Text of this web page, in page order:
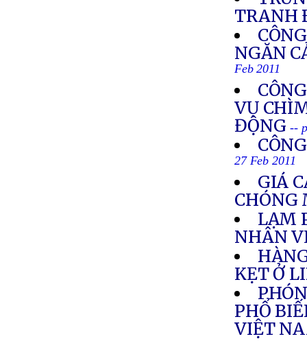
TRANH
NGĂN
Feb 2011
VỤ
ĐỘNG --
27 Feb 2011
GIÁ
CHÓNG
LẠM
NHÂN
KẸT Ở
PHỔ
VIỆT